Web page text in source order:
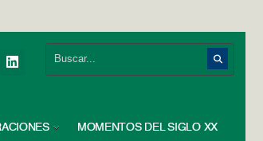
MOMENTOS DEL SIGLO XX